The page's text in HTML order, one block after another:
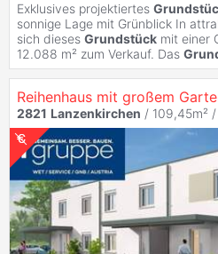
Exklusives projektiertes
sonnige Lage mit Grünblick In
sich dieses Grundstück mit einer
12.088 m² zum Verkauf. Das
2821 Lanzenkirchen / 109,45m² /